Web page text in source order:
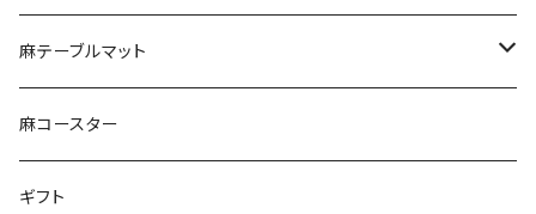
デザイン
麻テーブルマット
ランチョンマット
ティーマット
麻コースター
ギフト